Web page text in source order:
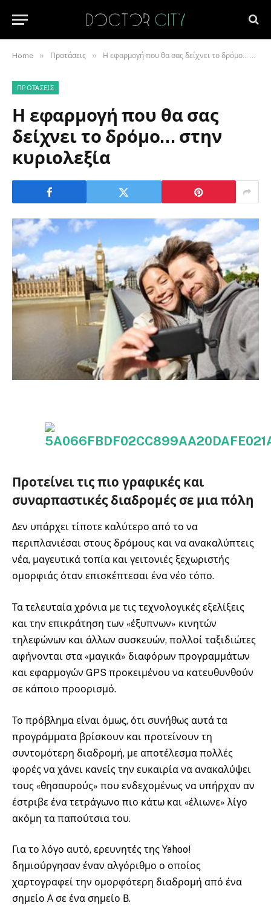
Home » Προτάσεις » Η εφαρμογή που θα σας δείχνει το δρόμο… στην κυριολεξία
ΠΡΟΤΆΣΕΙΣ
Η εφαρμογή που θα σας
δείχνει το δρόμο… στην
κυριολεξία
Προτείνει τις πιο γραφικές και
συναρπαστικές διαδρομές σε μια πόλη
Δεν υπάρχει τίποτε καλύτερο από το να
περιπλανιέσαι στους δρόμους και να ανακαλύπτεις
νέα, μαγευτικά τοπία και γειτονιές ξεχωριστής
ομορφιάς όταν επισκέπτεσαι ένα νέο τόπο.
Τα τελευταία χρόνια με τις τεχνολογικές εξελίξεις
και την επικράτηση των «έξυπνων» κινητών
τηλεφώνων και άλλων συσκευών, πολλοί ταξιδιώτες
αφήνονται στα «μαγικά» διαφόρων προγραμμάτων
και εφαρμογών GPS προκειμένου να κατευθυνθούν
σε κάποιο προορισμό.
Το πρόβλημα είναι όμως, ότι συνήθως αυτά τα
προγράμματα βρίσκουν και προτείνουν τη
συντομότερη διαδρομή, με αποτέλεσμα πολλές
φορές να χάνει κανείς την ευκαιρία να ανακαλύψει
τους «θησαυρούς» που ενδεχομένως να υπήρχαν αν
έστριβε ένα τετράγωνο πιο κάτω και «έλιωνε» λίγο
ακόμη τα παπούτσια του.
Για το λόγο αυτό, ερευνητές της Yahoo!
δημιούργησαν έναν αλγόριθμο ο οποίος
χαρτογραφεί την ομορφότερη διαδρομή από ένα
σημείο Α σε ένα σημείο Β.